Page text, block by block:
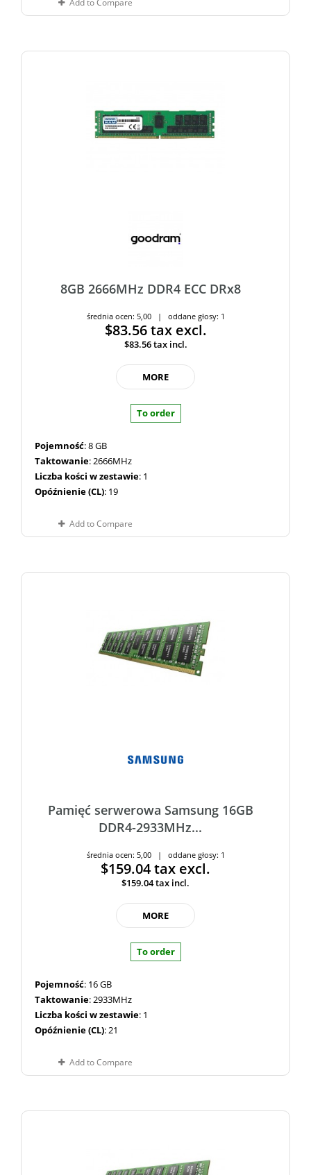
Add to Compare
8GB 2666MHz DDR4 ECC DRx8
średnia ocen: 5,00 | oddane głosy: 1
$83.56tax excl.
$83.56tax incl.
MORE
To order
Pojemność: 8 GB
Taktowanie: 2666MHz
Liczba kości w zestawie: 1
Opóźnienie (CL): 19
Add to Compare
Pamięć serwerowa Samsung 16GB
DDR4-2933MHz...
średnia ocen: 5,00 | oddane głosy: 1
$159.04tax excl.
$159.04tax incl.
MORE
To order
Pojemność: 16 GB
Taktowanie: 2933MHz
Liczba kości w zestawie: 1
Opóźnienie (CL): 21
Add to Compare